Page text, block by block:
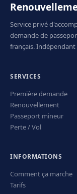
Service privé
demande de
français.
SERVICES
Première demande
Renouvellement
Passeport mineur
Perte / Vol
INFORMATIONS
Comment ça marche
Tarifs